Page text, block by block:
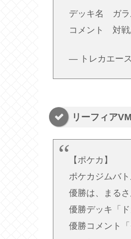
デッキ名 ガラ
コメント 対戦
— トレカエー
リーフィア
【ポケカ】
ポケカジムバ
優勝は、まるさ
優勝デッキ「ド
優勝コメント